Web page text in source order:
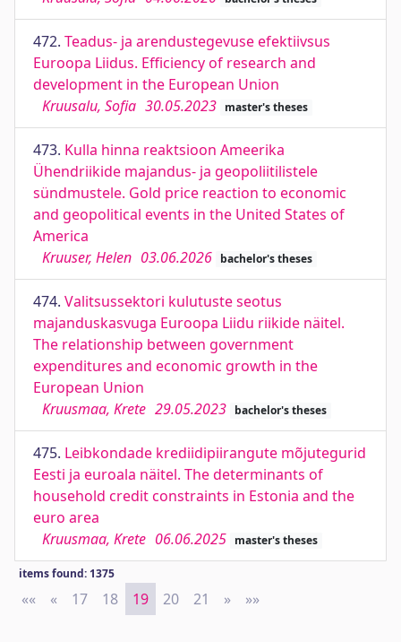
472. Teadus- ja arendustegevuse efektiivsus
Euroopa Liidus. Efficiency of research and
development in the European Union
Kruusalu, Sofia 30.05.2023 master's theses
473. Kulla hinna reaktsioon Ameerika
Ühendriikide majandus- ja geopoliitilistele
sündmustele. Gold price reaction to economic
and geopolitical events in the United States of
America
Kruuser, Helen 03.06.2026 bachelor's theses
474. Valitsussektori kulutuste seotus
majanduskasvuga Euroopa Liidu riikide näitel.
The relationship between government
expenditures and economic growth in the
European Union
Kruusmaa, Krete 29.05.2023 bachelor's theses
475. Leibkondade krediidipiirangute mõjutegurid
Eesti ja euroala näitel. The determinants of
household credit constraints in Estonia and the
euro area
Kruusmaa, Krete 06.06.2025 master's theses
items found: 1375
«« First
« Previous
17 18 19 20 21 » Next
»»